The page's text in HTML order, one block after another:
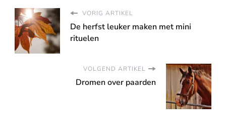
VORIG ARTIKEL
De herfst leuker maken met mini
rituelen
VOLGEND ARTIKEL
Dromen over paarden